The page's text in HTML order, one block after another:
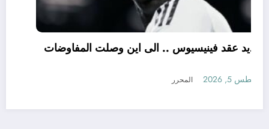
تجديد عقد فينيسيوس .. الى اين وصلت المفاوضات
أغسطس 5, 2026 المحرر